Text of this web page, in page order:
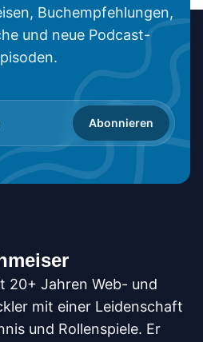
Buchempfehlungen,
und neue Podcast-
Abonnieren
20+ Jahren Web- und
mit einer Leidenschaft
und Rollenspiele. Er